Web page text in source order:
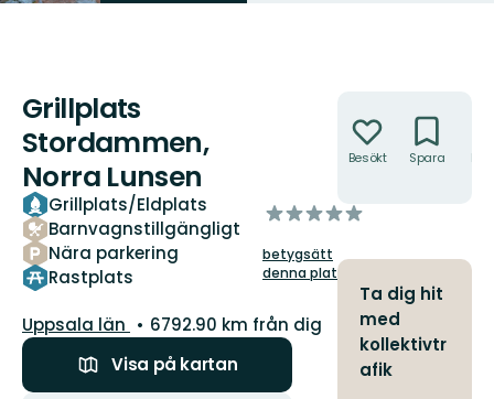
Grillplats
Stordammen,
Norra Lunsen
Grillplats/Eldplats
Barnvagnstillgängligt
Nära parkering
Rastplats
av
stjärnor
betygsätt
denna plats!
Län:
Uppsala län
6792.90 km från dig
Visa på kartan
Besökt Spara
Ta dig hit
med
kollektivtr
afik